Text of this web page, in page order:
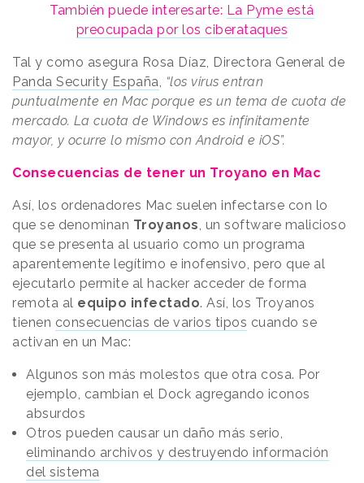
También puede interesarte: La Pyme está
preocupada por los ciberataques
Tal y como asegura Rosa Díaz, Directora General de
Panda Security España, “los virus entran
puntualmente en Mac porque es un tema de cuota de
mercado. La cuota de Windows es infinitamente
mayor, y ocurre lo mismo con Android e iOS”.
Consecuencias de tener un Troyano en Mac
Así, los ordenadores Mac suelen infectarse con lo
que se denominan Troyanos, un software malicioso
que se presenta al usuario como un programa
aparentemente legítimo e inofensivo, pero que al
ejecutarlo permite al hacker acceder de forma
remota al equipo infectado. Así, los Troyanos
tienen consecuencias de varios tipos cuando se
activan en un Mac:
Algunos son más molestos que otra cosa. Por
ejemplo, cambian el Dock agregando iconos
absurdos
Otros pueden causar un daño más serio,
eliminando archivos y destruyendo información
del sistema